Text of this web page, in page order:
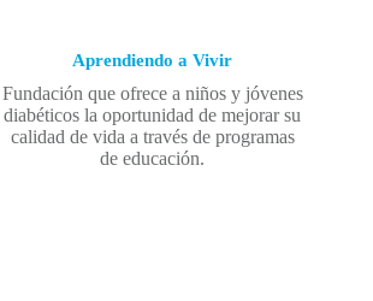
Aprendiendo a Vivir
Fundación que ofrece a niños y jóvenes
diabéticos la oportunidad de mejorar su
calidad de vida a través de programas
de educación.